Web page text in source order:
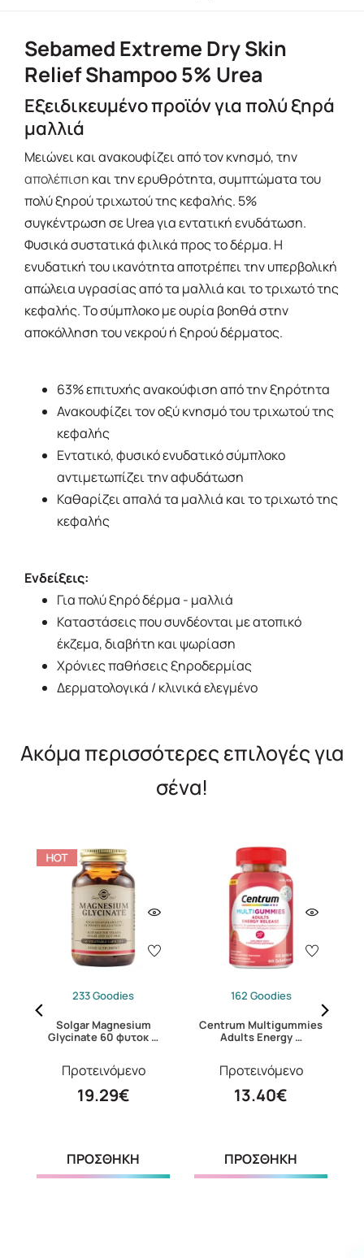
Sebamed Extreme Dry Skin
Relief Shampoo 5% Urea
Εξειδικευμένο προϊόν για πολύ ξηρά
μαλλιά
Μειώνει και ανακουφίζει από τον κνησμό, την
απολέπιση και την ερυθρότητα, συμπτώματα του
πολύ ξηρού τριχωτού της κεφαλής. 5%
συγκέντρωση σε Urea για εντατική ενυδάτωση.
Φυσικά συστατικά φιλικά προς το δέρμα. Η
ενυδατική του ικανότητα αποτρέπει την υπερβολική
απώλεια υγρασίας από τα μαλλιά και το τριχωτό της
κεφαλής. Το σύμπλοκο με ουρία βοηθά στην
αποκόλληση του νεκρού ή ξηρού δέρματος.
63% επιτυχής ανακούφιση από την ξηρότητα
Ανακουφίζει τον οξύ κνησμό του τριχωτού της
κεφαλής
Εντατικό, φυσικό ενυδατικό σύμπλοκο
αντιμετωπίζει την αφυδάτωση
Καθαρίζει απαλά τα μαλλιά και το τριχωτό της
κεφαλής
Ενδείξεις:
Για πολύ ξηρό δέρμα - μαλλιά
Καταστάσεις που συνδέονται με ατοπικό
έκζεμα, διαβήτη και ψωρίαση
Χρόνιες παθήσεις ξηροδερμίας
Δερματολογικά / κλινικά ελεγμένο
Ακόμα περισσότερες επιλογές για
σένα!
233 Goodies
Solgar Magnesium
Glycinate 60 φυτοκ …
Προτεινόμενο
19.29€
ΠΡΟΣΘΗΚΗ
162 Goodies
Centrum Multigummies
Adults Energy …
Προτεινόμενο
13.40€
ΠΡΟΣΘΗΚΗ